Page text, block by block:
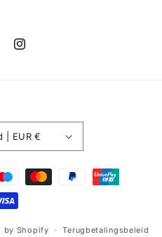
Instagram
Nederland | EUR €
by Shopify Terugbetalingsbeleid